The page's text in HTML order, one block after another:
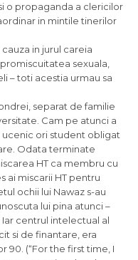
o propaganda a clericilor
in mintile tinerilor
in jurul careia
sexuala,
– toti acestia urmau sa
separat de familie
Cam pe atunci a
ucenic ori student obligat
Odata terminate
HT ca membru cu
ai miscarii HT pentru
ochii lui Nawaz s-au
lui pina atunci –
centrul intelectual al
si de finantare, era
90. (“For the first time, I